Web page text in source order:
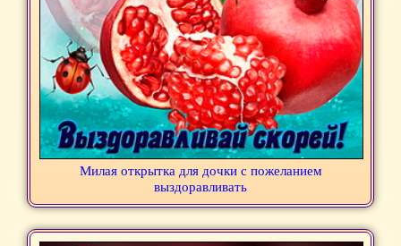
Милая открытка для дочки с пожеланием
выздоравливать